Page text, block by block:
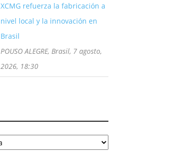
XCMG refuerza la fabricación a
nivel local y la innovación en
Brasil
POUSO ALEGRE, Brasil, 7 agosto,
2026, 18:30